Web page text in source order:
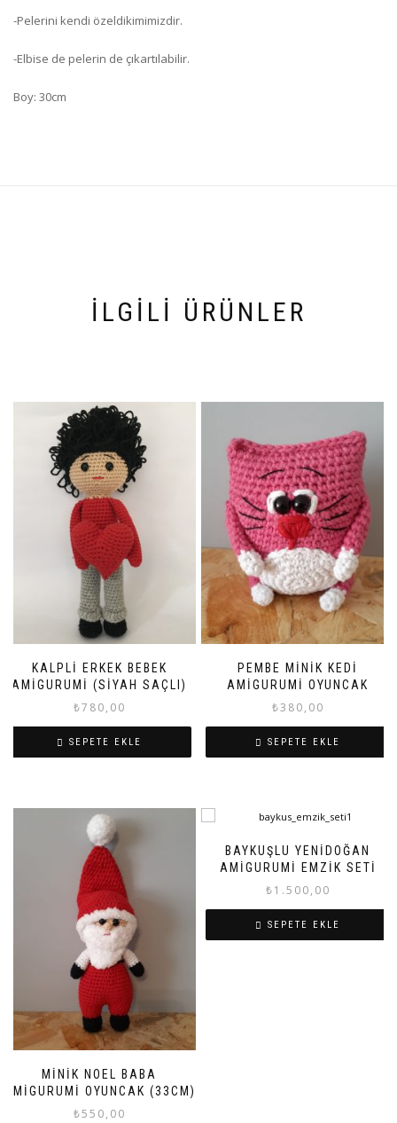
-Pelerini kendi özeldikimimizdir.
-Elbise de pelerin de çıkartılabilir.
Boy: 30cm
İLGILI ÜRÜNLER
KALPLI ERKEK BEBEK
AMIGURUMI (SIYAH SAÇLI)
₺780,00
SEPETE EKLE
PEMBE MINIK KEDI
AMIGURUMI OYUNCAK
₺380,00
SEPETE EKLE
MINIK NOEL BABA
AMIGURUMI OYUNCAK (33CM)
₺550,00
BAYKUŞLU YENIDOĞAN
AMIGURUMI EMZIK SETI
₺1.500,00
SEPETE EKLE